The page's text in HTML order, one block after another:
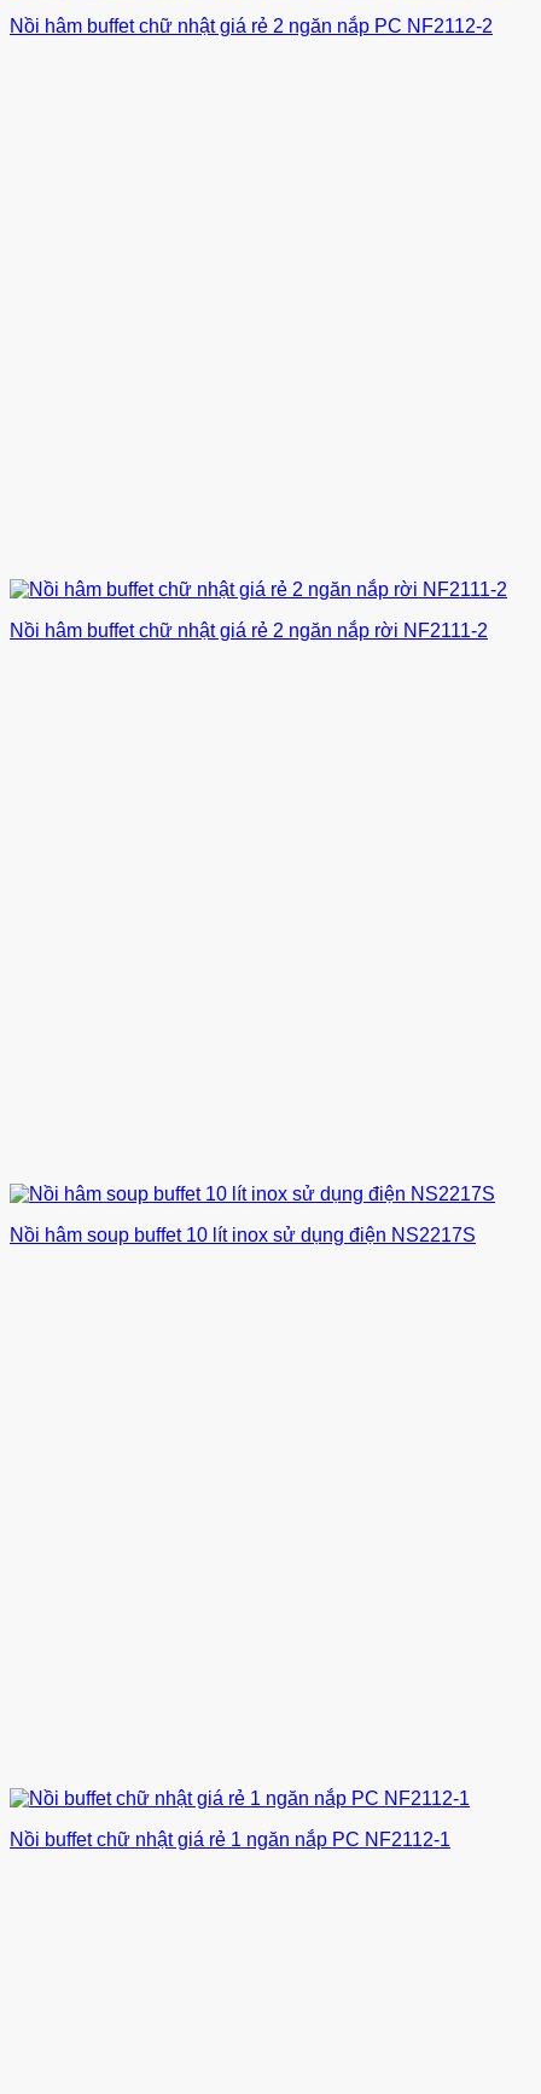
Nồi hâm buffet chữ nhật giá rẻ 2 ngăn nắp PC NF2112-2
Nồi hâm buffet chữ nhật giá rẻ 2 ngăn nắp rời NF2111-2
Nồi hâm soup buffet 10 lít inox sử dụng điện NS2217S
Nồi buffet chữ nhật giá rẻ 1 ngăn nắp PC NF2112-1